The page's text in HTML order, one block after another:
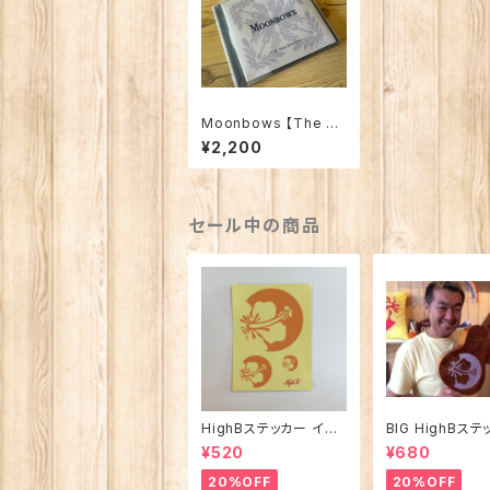
Moonbows 【The N
ew Horizon】初版ステ
ッカー付き
¥2,200
セール中の商品
HighBステッカー イエ
ロー ３P
¥520
20%OFF
BIG HighBステ
Φ約14cm
¥680
20%OFF